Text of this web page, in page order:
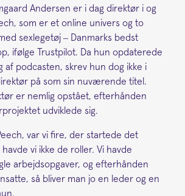
Andersen er i dag direktør i og
som er et online univers og to
sexlegetøj – Danmarks bedst
ifølge Trustpilot. Da hun opdaterede
af podcasten, skrev hun dog ikke i
på som sin nuværende titel.
er nemlig opstået, efterhånden
udviklede sig.
var vi fire, der startede det
vi ikke de roller. Vi havde
arbejdsopgaver, og efterhånden
så bliver man jo en leder og en